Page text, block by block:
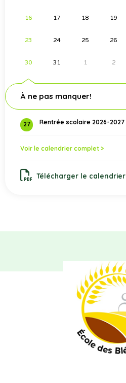
16 17 18 19
23 24 25 26
30 31 1 2
À ne pas manquer!
27 Rentrée scolaire 2026-2027
Voir le calendrier complet >
Télécharger le calendrier